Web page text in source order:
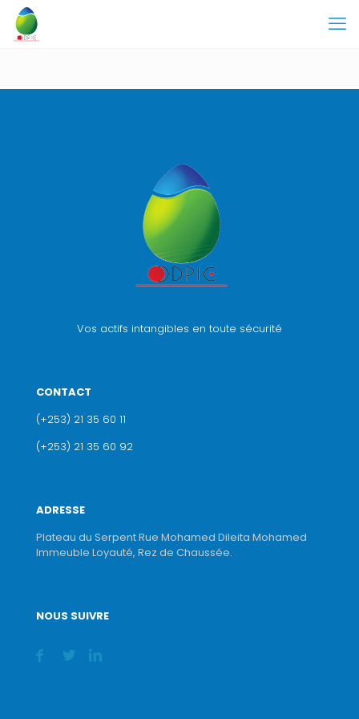
Vos actifs intangibles en toute sécurité
CONTACT
(+253) 21 35 60 11
(+253) 21 35 60 92
ADRESSE
Plateau du Serpent Rue Mohamed Dileita Mohamed
Immeuble Loyauté, Rez de Chaussée.
NOUS SUIVRE